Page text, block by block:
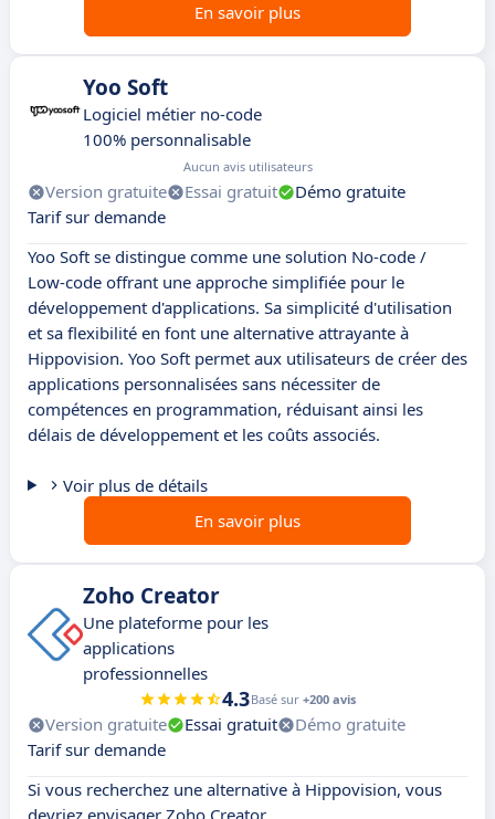
En savoir plus
Yoo Soft
Logiciel métier no-code
100% personnalisable
Aucun avis utilisateurs
Version gratuite Essai gratuit
Démo gratuite
Tarif sur demande
Yoo Soft se distingue comme une solution No-code /
Low-code offrant une approche simplifiée pour le
développement d'applications. Sa simplicité d'utilisation
et sa flexibilité en font une alternative attrayante à
Hippovision. Yoo Soft permet aux utilisateurs de créer des
applications personnalisées sans nécessiter de
compétences en programmation, réduisant ainsi les
délais de développement et les coûts associés.
Voir plus de détails
En savoir plus
Zoho Creator
Une plateforme pour les
applications
professionnelles
4.3Basé sur +200 avis
Version gratuite Essai gratuit
Démo gratuite
Tarif sur demande
Si vous recherchez une alternative à Hippovision, vous